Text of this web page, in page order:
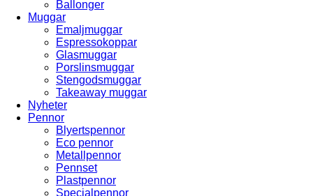
Ballonger
Muggar
Emaljmuggar
Espressokoppar
Glasmuggar
Porslinsmuggar
Stengodsmuggar
Takeaway muggar
Nyheter
Pennor
Blyertspennor
Eco pennor
Metallpennor
Pennset
Plastpennor
Specialpennor